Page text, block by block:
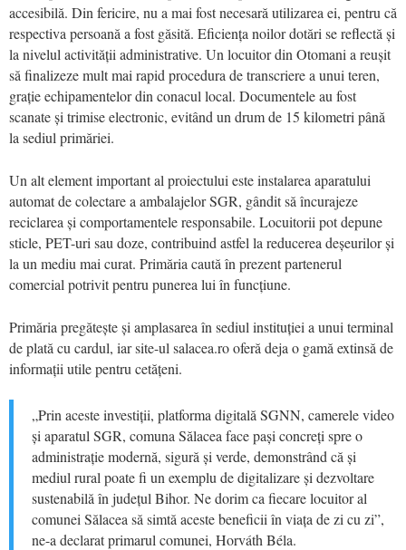
accesibilă. Din fericire, nu a mai fost necesară utilizarea ei, pentru că
respectiva persoană a fost găsită. Eficiența noilor dotări se reflectă și
la nivelul activității administrative. Un locuitor din Otomani a reușit
să finalizeze mult mai rapid procedura de transcriere a unui teren,
grație echipamentelor din conacul local. Documentele au fost
scanate și trimise electronic, evitând un drum de 15 kilometri până
la sediul primăriei.
Un alt element important al proiectului este instalarea aparatului
automat de colectare a ambalajelor SGR, gândit să încurajeze
reciclarea și comportamentele responsabile. Locuitorii pot depune
sticle, PET-uri sau doze, contribuind astfel la reducerea deșeurilor și
la un mediu mai curat. Primăria caută în prezent partenerul
comercial potrivit pentru punerea lui în funcțiune.
Primăria pregătește și amplasarea în sediul instituției a unui terminal
de plată cu cardul, iar site-ul salacea.ro oferă deja o gamă extinsă de
informații utile pentru cetățeni.
„Prin aceste investiții, platforma digitală SGNN, camerele video
și aparatul SGR, comuna Sălacea face pași concreți spre o
administrație modernă, sigură și verde, demonstrând că și
mediul rural poate fi un exemplu de digitalizare și dezvoltare
sustenabilă în județul Bihor. Ne dorim ca fiecare locuitor al
comunei Sălacea să simtă aceste beneficii în viața de zi cu zi”,
ne-a declarat primarul comunei, Horváth Béla.